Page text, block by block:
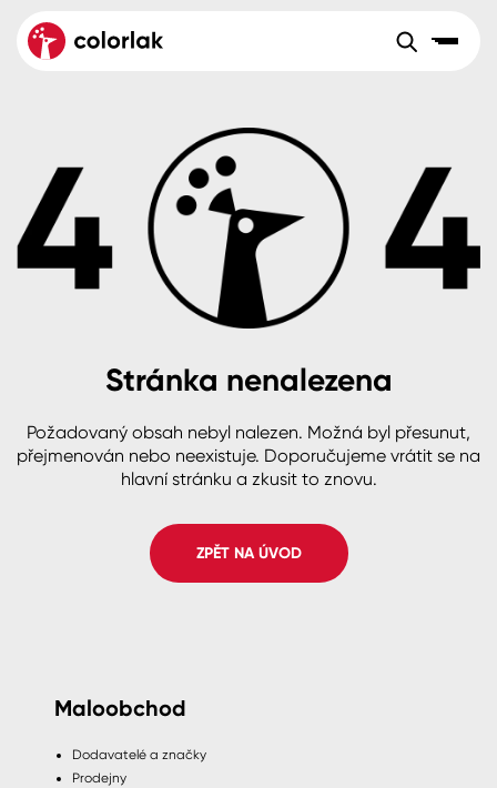
Velkoobchod Sortiment
Aktuality
Reference
O společnosti
B2B +420 800 145 555Po – Pá: 8:00–15:00
Česko
Slovensko Polsko Worldwide
Dřevo
Beton, asfalt, minerální podklady
Plast, sklo, keramika
Stěny
Fasády
Spreje
Colorlak Dekor
Colorlak Profi
Colorlak Pta
Stránka nenalezena
Požadovaný obsah nebyl nalezen. Možná byl přesunut,
přejmenován nebo neexistuje. Doporučujeme vrátit se na
hlavní stránku a zkusit to znovu.
ZPĚT NA ÚVOD
Maloobchod
Dodavatelé a značky
Prodejny